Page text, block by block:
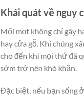
Khái quát về nguy
Mối mọt không chỉ gây
hay cửa gỗ. Khi chúng
cho đến khi mọi thứ đã
sớm trở nên khó khăn.
Đặc biệt, nếu bạn sống